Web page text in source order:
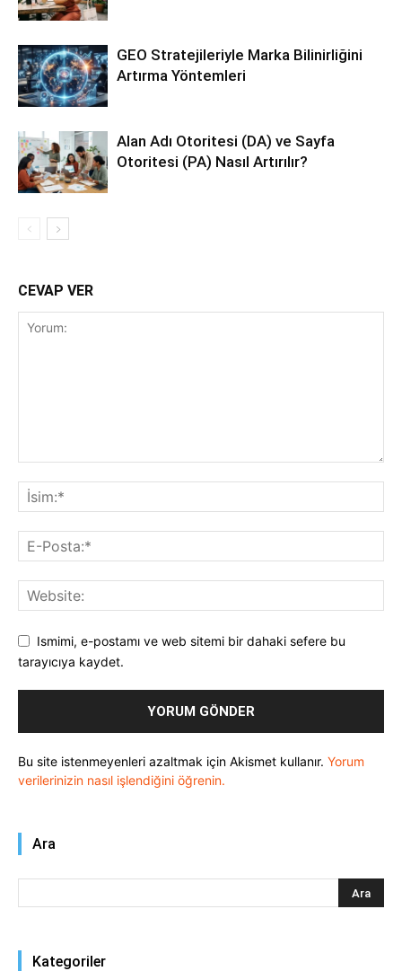
GEO Stratejileriyle Marka Bilinirliğini
Artırma Yöntemleri
Alan Adı Otoritesi (DA) ve Sayfa
Otoritesi (PA) Nasıl Artırılır?
CEVAP VER
Ismimi, e-postamı ve web sitemi bir dahaki sefere bu
tarayıcıya kaydet.
Bu site istenmeyenleri azaltmak için Akismet kullanır. Yorum
verilerinizin nasıl işlendiğini öğrenin.
Ara
Kategoriler